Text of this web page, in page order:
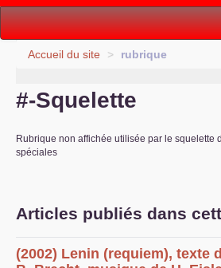
Vie politique
Internationale
S’organiser
Vie du site
Accueil du site > rubrique
#-Squelette
Rubrique non affichée utilisée par le squelette
spéciales
Articles publiés dans
(2002) Lenin (requiem), texte